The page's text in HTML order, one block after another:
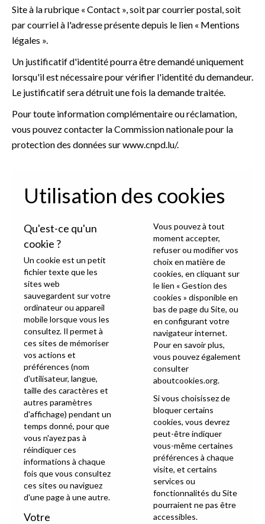
Site à la rubrique « Contact », soit par courrier postal, soit
par courriel à l'adresse présente depuis le lien « Mentions
légales ».
Un justificatif d'identité pourra être demandé uniquement
lorsqu'il est nécessaire pour vérifier l'identité du demandeur.
Le justificatif sera détruit une fois la demande traitée.
Pour toute information complémentaire ou réclamation,
vous pouvez contacter la Commission nationale pour la
protection des données surwww.cnpd.lu/.
Utilisation des cookies
Qu'est-ce qu'un
cookie ?
Un cookie est un petit
fichier texte que les
sites web
sauvegardent sur votre
ordinateur ou appareil
mobile lorsque vous les
consultez. Il permet à
ces sites de mémoriser
vos actions et
préférences (nom
d'utilisateur, langue,
taille des caractères et
autres paramètres
d'affichage) pendant un
temps donné, pour que
vous n'ayez pas à
réindiquer ces
informations à chaque
fois que vous consultez
ces sites ou naviguez
d'une page à une autre.
Votre
Vous pouvez à tout
moment accepter,
refuser ou modifier vos
choix en matière de
cookies, en cliquant sur
le lien « Gestion des
cookies » disponible en
bas de page du Site, ou
en configurant votre
navigateur internet.
Pour en savoir plus,
vous pouvez également
consulter
aboutcookies.org.
Si vous choisissez de
bloquer certains
cookies, vous devrez
peut-être indiquer
vous-même certaines
préférences à chaque
visite, et certains
services ou
fonctionnalités du Site
pourraient ne pas être
accessibles.